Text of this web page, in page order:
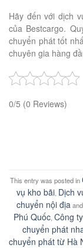
Hãy đến với dịch
của Bestcargo.
chuyển phát tốt
chuyên gia hàng
0/5 (0 Reviews)
This entry was posted in
vụ kho bãi Dịch
chuyển nội địa
Phú Quốc, Công
chuyển phát
chuyển phát từ Hà